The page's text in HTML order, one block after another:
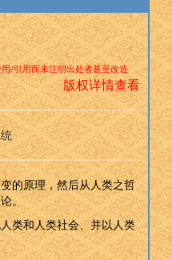
/引用而未注明出处者甚至改造
版权详情查看
的原理，然后从人类之哲
。
类和人类社会、并以人类